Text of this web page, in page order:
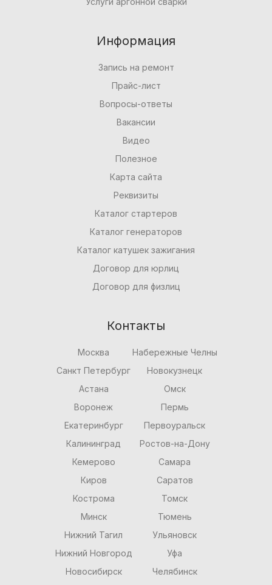
Информация
Запись на ремонт
Прайс-лист
Вопросы-ответы
Вакансии
Видео
Полезное
Карта сайта
Реквизиты
Каталог стартеров
Каталог генераторов
Каталог катушек зажигания
Договор для юрлиц
Договор для физлиц
Контакты
Москва
Санкт Петербург
Астана
Воронеж
Екатеринбург
Калининград
Кемерово
Киров
Кострома
Минск
Нижний Тагил
Нижний Новгород
Новосибирск
Набережные Челны
Новокузнецк
Омск
Пермь
Первоуральск
Ростов-на-Дону
Самара
Саратов
Томск
Тюмень
Ульяновск
Уфа
Челябинск